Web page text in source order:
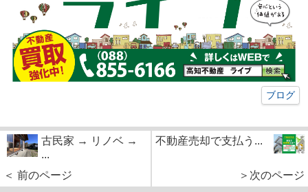
ブログ
古民家 → リノベ →
...
＜ 前のページ
不動産売却で支払う...
＞次のページ